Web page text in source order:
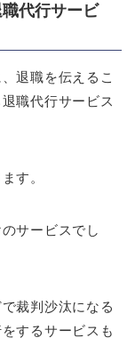
代行サービ
退職を伝えるこ
職代行サービス
す。
サービスでし
裁判沙汰になる
するサービスも